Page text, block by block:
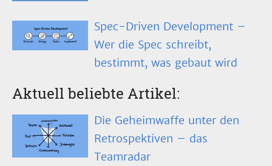
Spec-Driven Development –
Wer die Spec schreibt,
bestimmt, was gebaut wird
Aktuell beliebte Artikel:
Die Geheimwaffe unter den
Retrospektiven – das
Teamradar